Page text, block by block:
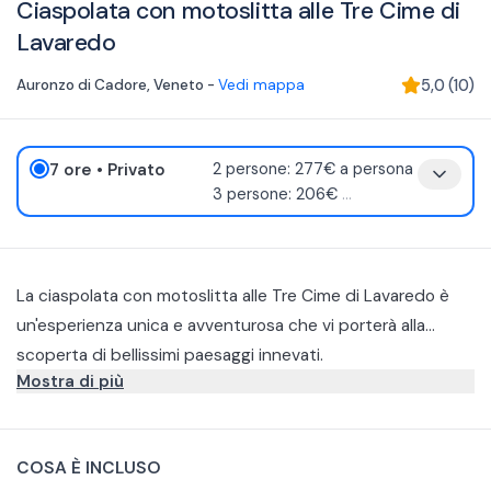
Ciaspolata con motoslitta alle Tre Cime di
Lavaredo​
Auronzo di Cadore, Veneto - Vedi mappa 5,0 (10)
7 ore • Privato
2 persone: 277€ a persona
3 persone: 206€ ...
La ciaspolata con motoslitta alle Tre Cime di Lavaredo​ è
un'esperienza unica e avventurosa che vi porterà alla
scoperta di bellissimi paesaggi innevati.
discesa in slittino. È un percorso tranquillo con panorami
Descrizione itinerario:
circa 25 minuti. L’itinerario che si percorre in motoslitta
Mostra di più
COSA È INCLUSO